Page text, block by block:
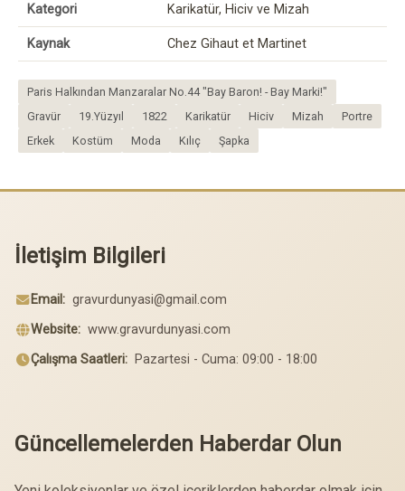
Kategori Karikatür, Hiciv ve Mizah
Kaynak Chez Gihaut et Martinet
Paris Halkından Manzaralar No.44 "Bay Baron! - Bay Marki!"
Gravür
19.Yüzyıl 1822 Karikatür Hiciv Mizah
Portre
Erkek
Kostüm Moda Kılıç Şapka
İletişim Bilgileri
Email: gravurdunyasi@gmail.com
Website: www.gravurdunyasi.com
Çalışma Saatleri: Pazartesi - Cuma: 09:00 - 18:00
Güncellemelerden Haberdar Olun